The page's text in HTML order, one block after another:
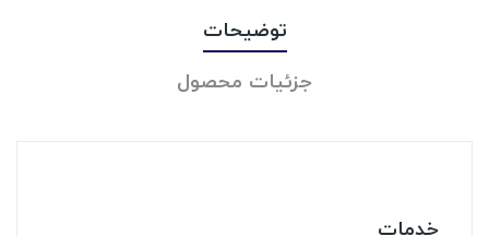
توضیحات
جزئیات محصول